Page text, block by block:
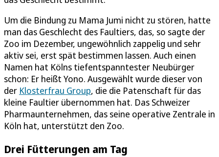
Um die Bindung zu Mama Jumi nicht zu stören, hatte
man das Geschlecht des Faultiers, das, so sagte der
Zoo im Dezember, ungewöhnlich zappelig und sehr
aktiv sei, erst spät bestimmen lassen. Auch einen
Namen hat Kölns tiefentspanntester Neubürger
schon: Er heißt Yono. Ausgewählt wurde dieser von
der Klosterfrau Group, die die Patenschaft für das
kleine Faultier übernommen hat. Das Schweizer
Pharmaunternehmen, das seine operative Zentrale in
Köln hat, unterstützt den Zoo.
Drei Fütterungen am Tag